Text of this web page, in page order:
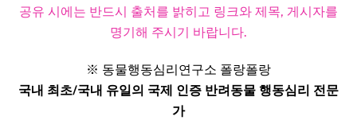
공유 시에는 반드시 출처를 밝히고 링크와 제목, 게시자를
명기해 주시기 바랍니다.​
※ 동물행동심리연구소 폴랑폴랑
국내 최초/국내 유일의 국제 인증 반려동물 행동심리 전문
가